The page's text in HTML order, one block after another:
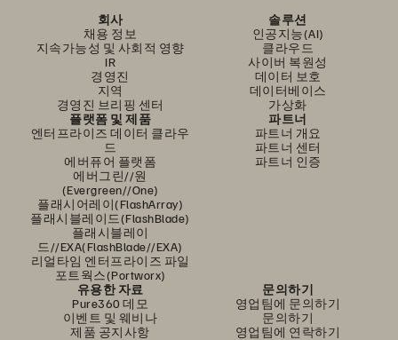
회사
채용 정보
지속가능성 및 사회적 영향
IR
경영진
지역
경영진 브리핑 센터
솔루션
인공지능(AI)
클라우드
사이버 복원성
데이터 보호
데이터베이스
가상화
플랫폼 및 제품
엔터프라이즈 데이터 클라우
드
에버퓨어 플랫폼
에버그린//원
(Evergreen//One)
플래시어레이(FlashArray)
플래시블레이드(FlashBlade)
플래시블레이
드//EXA(FlashBlade//EXA)
리얼타임 엔터프라이즈 파일
포트웍스(Portworx)
파트너
파트너 개요
파트너 센터
파트너 인증
유용한 자료
Pure360 데모
이벤트 및 웨비나
제품 공지사항
문의하기
영업팀에 문의하기
문의하기
영업팀에 연락하기